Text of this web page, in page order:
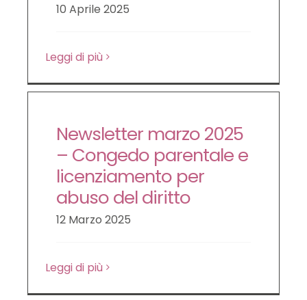
10 Aprile 2025
Leggi di più
Newsletter marzo 2025
– Congedo parentale e
licenziamento per
abuso del diritto
12 Marzo 2025
Leggi di più